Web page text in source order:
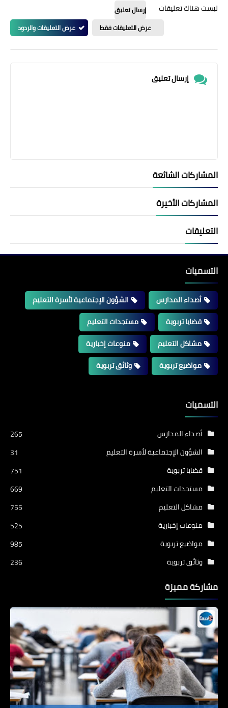
ليست هناك تعليقات
إرسال تعليق
عرض التعليقات فقط
عرض التعليقات والردود
إرسال تعليق
المشاركات الشائعة
المشاركات الأخيرة
التعليقات
التسميات
أصداء المدارس
الشؤون الإجتماعية لأسرة التعليم
قضايا تربوية
مستجدات التعليم
مشاكل التعليم
منوعات إخبارية
مواضيع تربوية
وثائق تربوية
التسميات
أصداء المدارس
265
الشؤون الإجتماعية لأسرة التعليم
31
قضايا تربوية
751
مستجدات التعليم
669
مشاكل التعليم
755
منوعات إخبارية
525
مواضيع تربوية
985
وثائق تربوية
236
مشاركة مميزة